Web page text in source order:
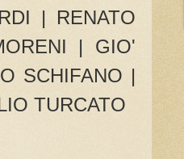
| RENATO
| GIO'
SCHIFANO |
TURCATO